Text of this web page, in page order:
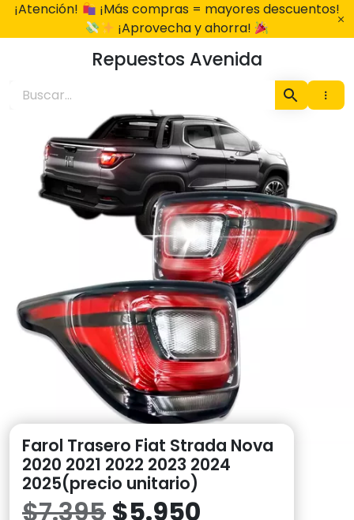
¡Atención!
¡Más compras = mayores descuentos!
¡Aprovecha y ahorra!
Repuestos Avenida
Farol Trasero Fiat Strada Nova
2020 2021 2022 2023 2024
2025(precio unitario)
$7.395 El
$5.950